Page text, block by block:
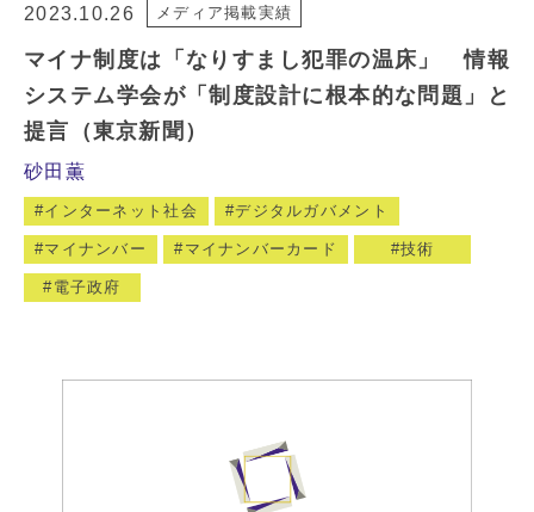
2023.10.26 メディア掲載実績
マイナ制度は「なりすまし犯罪の温床」 情報
システム学会が「制度設計に根本的な問題」と
提言（東京新聞）
砂田薫
インターネット社会 デジタルガバメント
マイナンバー マイナンバーカード 技術
電子政府